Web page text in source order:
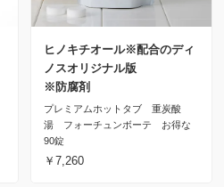
ヒノキチオール※配合のディ
ノスオリジナル版
※防腐剤
プレミアムホットタブ 重炭酸
湯 フォーチュンボーテ お得な
90錠
￥7,260